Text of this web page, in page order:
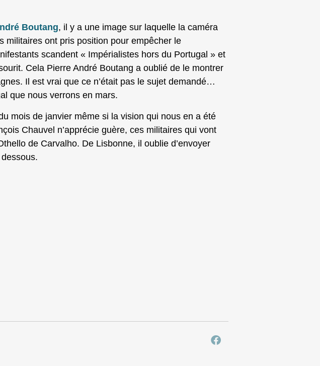
Boutang, il y a une image sur laquelle la caméra
militaires ont pris position pour empêcher le
scandent « Impérialistes hors du Portugal » et
Cela Pierre André Boutang a oublié de le montrer
Il est vrai que ce n’était pas le sujet demandé…
que nous verrons en mars.
mois de janvier même si la vision qui nous en a été
Chauvel n’apprécie guère, ces militaires qui vont
de Carvalho. De Lisbonne, il oublie d’envoyer